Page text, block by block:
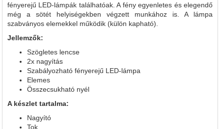
fényerejű LED-lámpák találhatóak. A fény egyenletes és elegendő
még a sötét helyiségekben végzett munkához is. A lámpa
szabványos elemekkel működik (külön kapható).
Jellemzők:
Szögletes lencse
2x nagyítás
Szabályozható fényerejű LED-lámpa
Elemes
Összecsukható nyél
A készlet tartalma:
Nagyító
Tok